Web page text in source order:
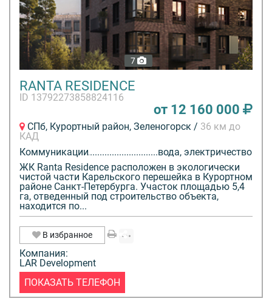
7
RANTA RESIDENCE
ID 13792273858824116
от 12 160 000
СПб, Курортный район, Зеленогорск / 36 км до
КАД
Коммуникации
вода, электричество
ЖК Ranta Residence расположен в экологически
чистой части Карельского перешейка в Курортном
районе Санкт-Петербурга. Участок площадью 5,4
га, отведенный под строительство объекта,
находится по...
В избранное
Компания:
LAR Development
ПОКАЗАТЬ ТЕЛЕФОН